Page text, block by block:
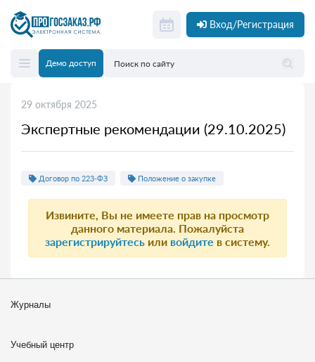
Вход/Регистрация
Демо доступ
29 октября 2025
Экспертные рекомендации (29.10.2025)
Договор по 223-ФЗ Положение о закупке
Извините, Вы не имеете прав на просмотр
данного материала. Пожалуйста
зарегистрируйтесь или войдите в систему.
Журналы
Учебный центр